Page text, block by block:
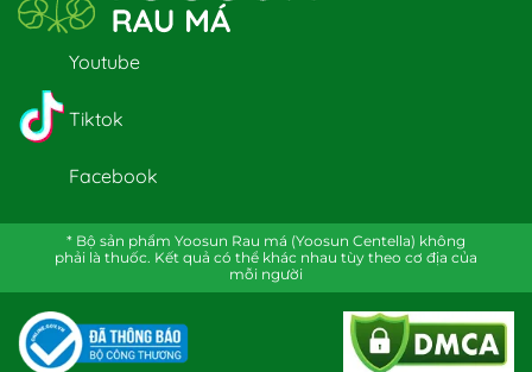
Youtube
Tiktok
Facebook
* Bộ sản phẩm Yoosun Rau má (Yoosun Centella) không
phải là thuốc. Kết quả có thể khác nhau tùy theo cơ địa của
mỗi người